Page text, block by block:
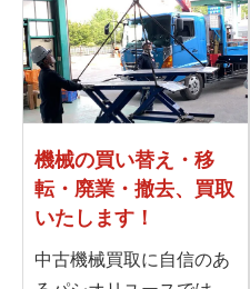
機械の買い替え・移
転・ 廃業・撤去、買取
いたします！
中古機械買取に自信のあ